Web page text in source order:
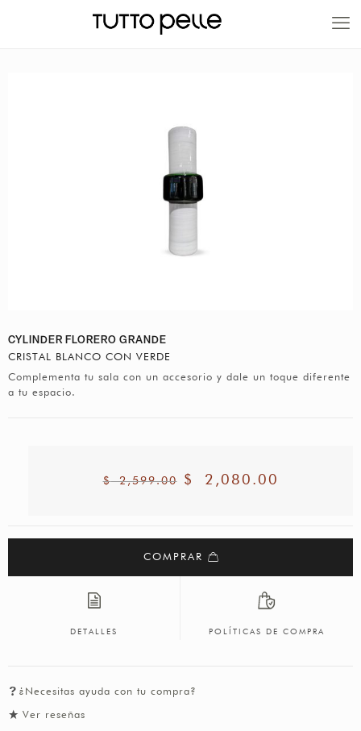
20% EN PRODUCTOS A FABRICACIÓN
CYLINDER FLORERO GRANDE
CRISTAL BLANCO CON VERDE
Complementa tu sala con un accesorio y dale un toque diferente
a tu espacio.
$2,599.00 $ 2,080.00
COMPRAR
DETALLES POLÍTICAS DE COMPRA
¿Necesitas ayuda con tu compra?
Ver reseñas